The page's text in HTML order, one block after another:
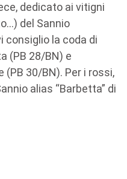
dedicato ai vitigni
del Sannio
consiglio la coda di
(PB 28/BN) e
(PB 30/BN). Per i rossi,
alias “Barbetta” di